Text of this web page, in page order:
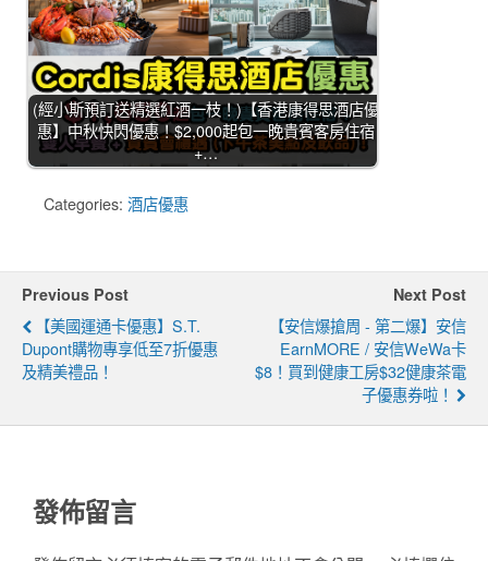
(經小斯預訂送精選紅酒一枝！)【香港康得思酒店優
惠】中秋快閃優惠！$2,000起包一晚貴賓客房住宿
+…
Categories: 酒店優惠
Previous Post
【美國運通卡優惠】S.T.
Dupont購物專享低至7折優惠
及精美禮品！
Next Post
【安信爆搶周 - 第二爆】安信
EarnMORE / 安信WeWa卡
$8！買到健康工房$32健康茶電
子優惠券啦！
發佈留言